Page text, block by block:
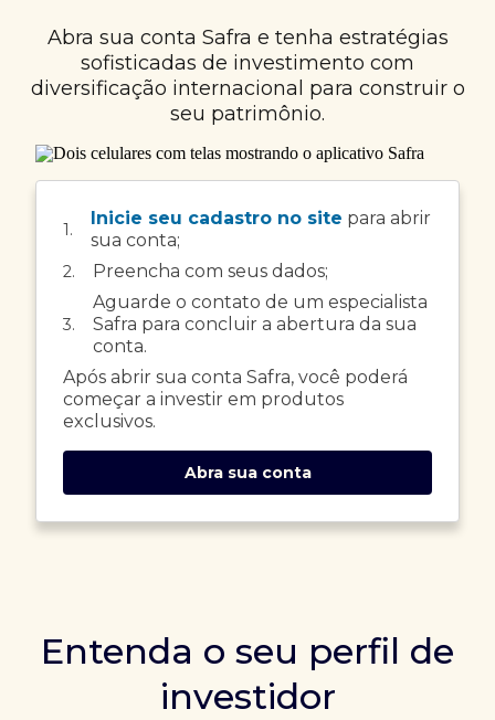
Abra sua conta Safra e tenha estratégias
sofisticadas de investimento com
diversificação internacional para construir o
seu patrimônio.
1.
Inicie seu cadastro no site para abrir
sua conta;
2. Preencha com seus dados;
3.
Aguarde o contato de um especialista
Safra para concluir a abertura da sua
conta.
Após abrir sua conta Safra, você poderá
começar a investir em produtos
exclusivos.
Abra sua conta
Entenda o seu perfil de
investidor